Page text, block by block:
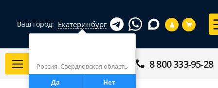
Ваш город: Екатеринбург
Россия, Свердловская область
Да
Нет
Каталог 8 800 333-95-28